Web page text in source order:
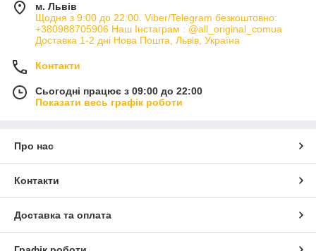
м. Львів
Щодня з 9:00 до 22:00. Viber/Telegram безкоштовно:
+380988705906 Наш Інстаграм : @all_original_comua
Доставка 1-2 дні Нова Пошта, Львів, Україна
Контакти
Сьогодні працює з 09:00 до 22:00
Показати весь графік роботи
Про нас
Контакти
Доставка та оплата